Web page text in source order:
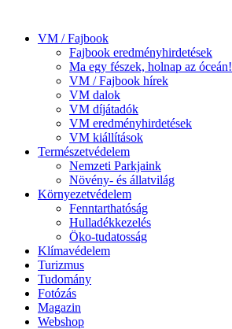
VM / Fajbook
Fajbook eredményhirdetések
Ma egy fészek, holnap az óceán!
VM / Fajbook hírek
VM dalok
VM díjátadók
VM eredményhirdetések
VM kiállítások
Természetvédelem
Nemzeti Parkjaink
Növény- és állatvilág
Környezetvédelem
Fenntarthatóság
Hulladékkezelés
Öko-tudatosság
Klímavédelem
Turizmus
Tudomány
Fotózás
Magazin
Webshop